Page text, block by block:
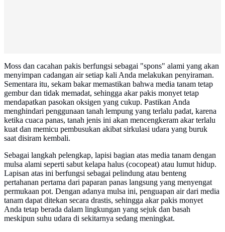
Moss dan cacahan pakis berfungsi sebagai "spons" alami yang akan
menyimpan cadangan air setiap kali Anda melakukan penyiraman.
Sementara itu, sekam bakar memastikan bahwa media tanam tetap
gembur dan tidak memadat, sehingga akar pakis monyet tetap
mendapatkan pasokan oksigen yang cukup. Pastikan Anda
menghindari penggunaan tanah lempung yang terlalu padat, karena
ketika cuaca panas, tanah jenis ini akan mencengkeram akar terlalu
kuat dan memicu pembusukan akibat sirkulasi udara yang buruk
saat disiram kembali.
Sebagai langkah pelengkap, lapisi bagian atas media tanam dengan
mulsa alami seperti sabut kelapa halus (cocopeat) atau lumut hidup.
Lapisan atas ini berfungsi sebagai pelindung atau benteng
pertahanan pertama dari paparan panas langsung yang menyengat
permukaan pot. Dengan adanya mulsa ini, penguapan air dari media
tanam dapat ditekan secara drastis, sehingga akar pakis monyet
Anda tetap berada dalam lingkungan yang sejuk dan basah
meskipun suhu udara di sekitarnya sedang meningkat.